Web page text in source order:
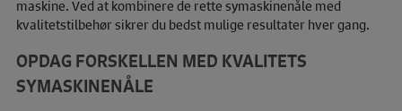
maskine. Ved at kombinere de rette symaskinenåle med
kvalitetstilbehør sikrer du bedst mulige resultater hver gang.
OPDAG FORSKELLEN MED KVALITETS
SYMASKINENÅLE